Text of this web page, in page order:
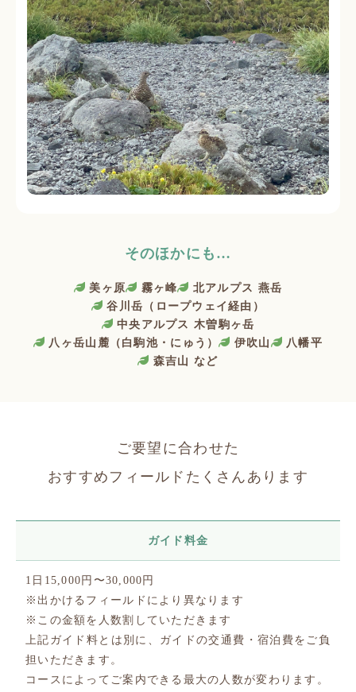
そのほかにも…
美ヶ原 霧ヶ峰
北アルプス 燕岳
谷川岳（ロープウェイ経由）
中央アルプス 木曽駒ヶ岳
八ヶ岳山麓（白駒池・にゅう）
伊吹山
八幡平
森吉山 など
ご要望に合わせた
おすすめフィールドたくさんあります
ガイド料金
1日15,000円〜30,000円
※出かけるフィールドにより異なります
※この金額を人数割していただきます
上記ガイド料とは別に、ガイドの交通費・宿泊費をご負
担いただきます。
コースによってご案内できる最大の人数が変わります。